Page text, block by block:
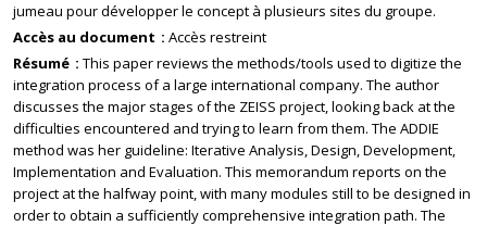
jumeau pour développer le concept à plusieurs sites du groupe.
Accès au document
Accès restreint
Résumé
This paper reviews the methods/tools used to digitize the
integration process of a large international company. The author
discusses the major stages of the ZEISS project, looking back at the
difficulties encountered and trying to learn from them. The ADDIE
method was her guideline: Iterative Analysis, Design, Development,
Implementation and Evaluation. This memorandum reports on the
project at the halfway point, with many modules still to be designed in
order to obtain a sufficiently comprehensive integration path. The